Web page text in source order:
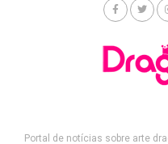
Portal de notícias sobre arte